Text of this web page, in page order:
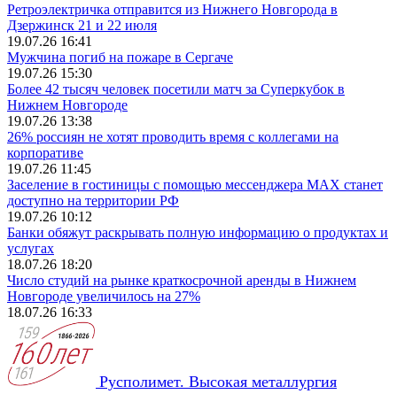
Ретроэлектричка отправится из Нижнего Новгорода в
Дзержинск 21 и 22 июля
19.07.26 16:41
Мужчина погиб на пожаре в Сергаче
19.07.26 15:30
Более 42 тысяч человек посетили матч за Суперкубок в
Нижнем Новгороде
19.07.26 13:38
26% россиян не хотят проводить время с коллегами на
корпоративе
19.07.26 11:45
Заселение в гостиницы с помощью мессенджера MAX станет
доступно на территории РФ
19.07.26 10:12
Банки обяжут раскрывать полную информацию о продуктах и
услугах
18.07.26 18:20
Число студий на рынке краткосрочной аренды в Нижнем
Новгороде увеличилось на 27%
18.07.26 16:33
Русполимет. Высокая металлургия